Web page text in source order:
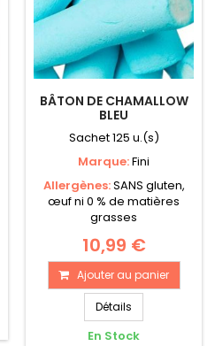
BÂTON DE CHAMALLOW
BLEU
Sachet 125 u.(s)
Marque:Fini
Allergènes:SANS gluten,
œuf ni 0 % de matières
grasses
10,99 €
Ajouter au panier
Détails
En Stock